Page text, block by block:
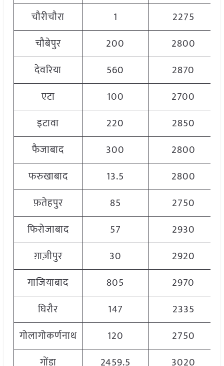
चौरीचौरा
1
2275
चौबेपुर
200
2800
देवरिया
560
2870
एटा
100
2700
इटावा
220
2850
फैजाबाद
300
2800
फरुखाबाद
13.5
2800
फ़तेहपुर
85
2750
फिरोजाबाद
57
2930
ग़ाज़ीपुर
30
2920
गाजियाबाद
805
2970
घिरौर
147
2335
गोलागोकर्णनाथ
120
2750